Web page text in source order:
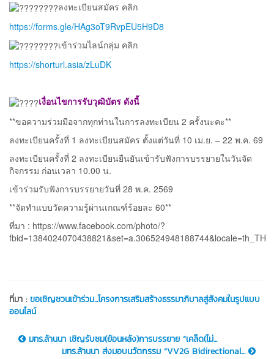
ลงทะเบียนสมัคร คลิก
https://forms.gle/HAg3oT9RvpEU5H9D8
เข้าร่วมไลน์กลุ่ม คลิก
https://shorturl.asia/zLuDK
เงื่อนไขการรับวุฒิบัตร ดังนี้
**ขอความร่วมมือจากทุกท่านในการลงทะเบียน 2 ครั้งนะคะ**
ลงทะเบียนครั้งที่ 1 ลงทะเบียนสมัคร ตั้งแต่วันที่ 10 เม.ย. – 22 พ.ค. 69
ลงทะเบียนครั้งที่ 2 ลงทะเบียนยืนยันเข้ารับฟังการบรรยายในวันจัด
กิจกรรม ก่อนเวลา 10.00 น.
เข้าร่วมรับฟังการบรรยายวันที่ 28 พ.ค. 2569
**จัดทำแบบวัดความรู้ผ่านเกณฑ์ร้อยละ 60**
ที่มา : https://www.facebook.com/photo/?
fbid=1384024070438821&set=a.306524948188744&locale=th_TH
ที่มา :ขอเชิญชวนเข้าร่วม...โครงการเสริมสร้างธรรมาภิบาลสู่สังคมในรูปแบบ
ออนไลน์
มทร.ล้านนา เชิญรับชม(ย้อนหลัง)การบรรยาย “เคล็ด(ไม่...
มทร.ล้านนา ส่งมอบนวัตกรรม “VV2G Bidirectional...